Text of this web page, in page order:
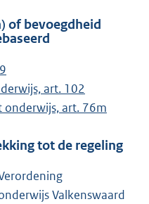
of bevoegdheid
art. 102
onderwijs, art. 76m
tot de regeling
Valkenswaard